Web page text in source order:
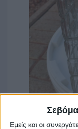
Εμείς και οι